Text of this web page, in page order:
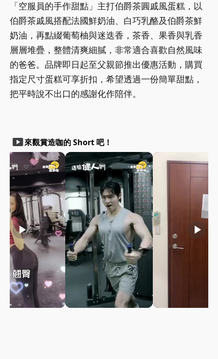
「空服員的手作甜點」主打伯爵茶圓戚風蛋糕，以
伯爵茶戚風搭配法國鮮奶油、白巧乳酪及伯爵茶鮮
奶油，再點綴葡萄柚與迷迭香，茶香、果香與乳香
層層堆疊，整體清爽細膩，非常適合喜歡自然風味
的爸爸。品牌即日起至父親節推出優惠活動，購買
指定尺寸蛋糕可享折扣，希望透過一份簡單甜點，
把平時說不出口的感謝化作陪伴。
smart_display來觀賞造咖的 Short 吧！
play_arrow play_arrow play_arrow